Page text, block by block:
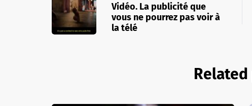
Vidéo. La publicité que
vous ne pourrez pas voir à
la télé